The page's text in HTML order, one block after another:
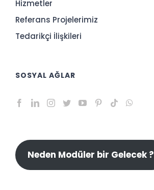
Hizmetler
Referans Projelerimiz
Tedarikçi İlişkileri
SOSYAL AĞLAR
Neden Modüler bir Gelecek ?